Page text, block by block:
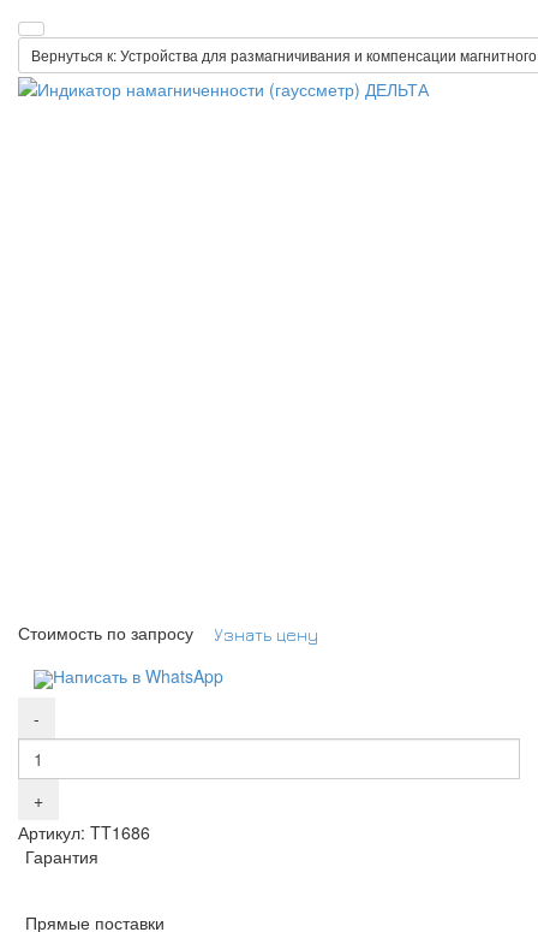
Вернуться к: Устройства для размагничивания и компенсации
Стоимость по запросу Узнать цену
Написать в WhatsApp
Артикул: TT1686
Гарантия
Прямые поставки